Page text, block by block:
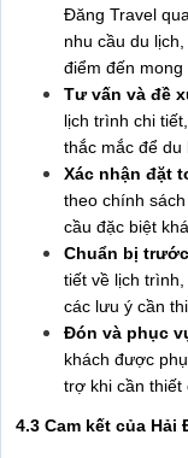
Đăng Travel
nhu cầu du
điểm đến mong
Tư vấn và đề
lịch trình chi
thắc mắc để du
Xác nhận đặt
theo chính
cầu đặc biệt
Chuẩn bị
tiết về lịch
các lưu ý cần
Đón và phục
khách được
trợ khi cần thiết
4.3 Cam kết của Hải